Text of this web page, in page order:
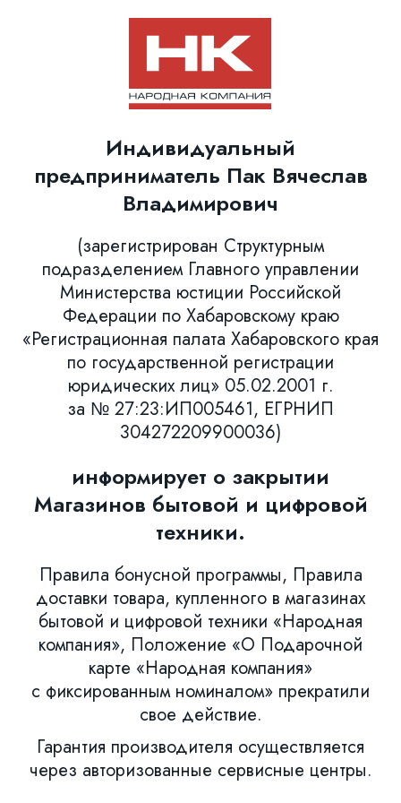
Индивидуальный
предприниматель Пак Вячеслав
Владимирович
(зарегистрирован Структурным
подразделением Главного управлении
Министерства юстиции Российской
Федерации по Хабаровскому краю
«Регистрационная палата Хабаровского края
по государственной регистрации
юридических лиц» 05.02.2001 г.
за № 27:23:ИП005461, ЕГРНИП
304272209900036)
информирует о закрытии
Магазинов бытовой и цифровой
техники.
Правила бонусной программы, Правила
доставки товара, купленного в магазинах
бытовой и цифровой техники «Народная
компания», Положение «О Подарочной
карте «Народная компания»
с фиксированным номиналом» прекратили
свое действие.
Гарантия производителя осуществляется
через авторизованные сервисные центры.